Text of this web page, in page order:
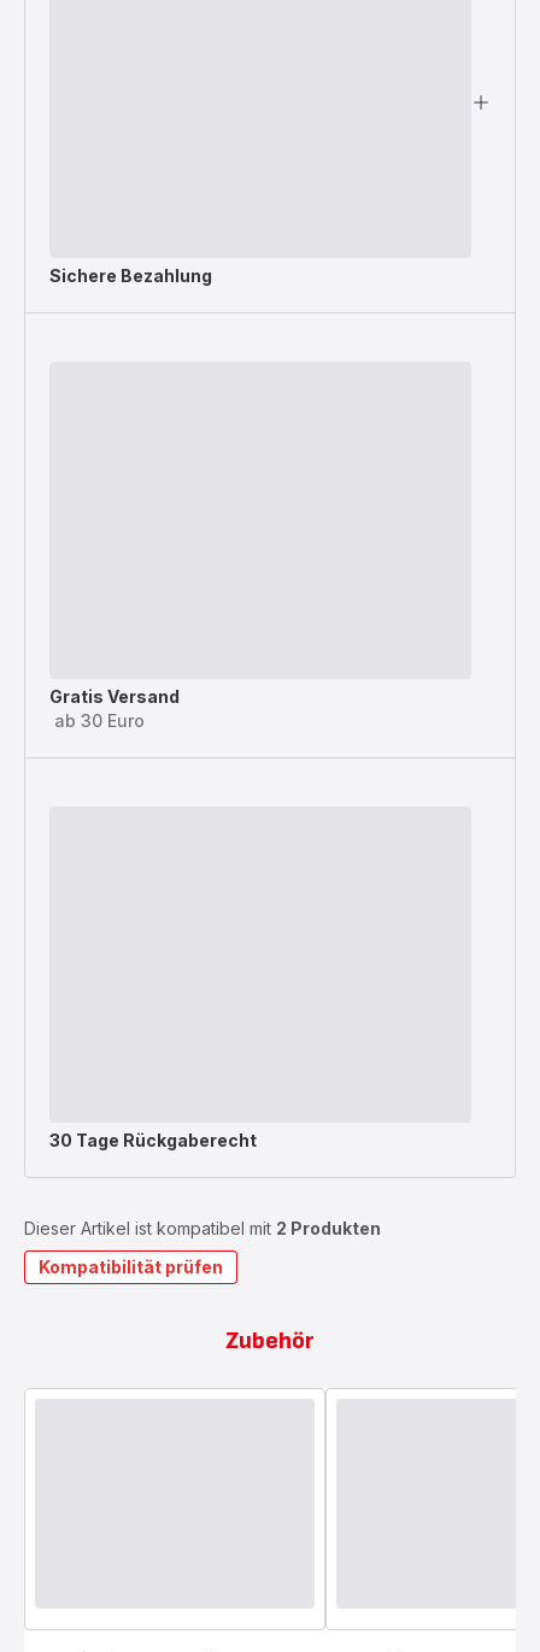
Sichere Bezahlung
Gratis Versand
ab 30 Euro
30 Tage Rückgaberecht
Dieser Artikel ist kompatibel mit 2 Produkten
Kompatibilität prüfen
Zubehör